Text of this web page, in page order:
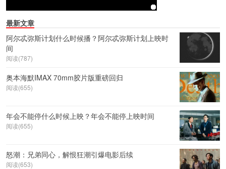
最新文章
阿尔忒弥斯计划什么时候播？阿尔忒弥斯计划上映时
间
阅读(787)
奥本海默IMAX 70mm胶片版重磅回归
阅读(655)
年会不能停什么时候上映？年会不能停上映时间
阅读(655)
怒潮：兄弟同心，解恨狂潮引爆电影后续
阅读(653)